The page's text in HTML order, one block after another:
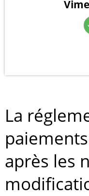
La
après les